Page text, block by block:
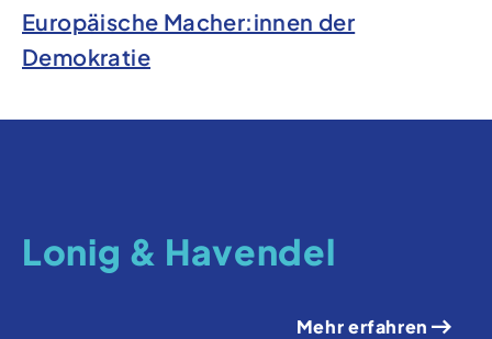
Europäische Macher:innen der
Demokratie
Lonig & Havendel
Mehr erfahren